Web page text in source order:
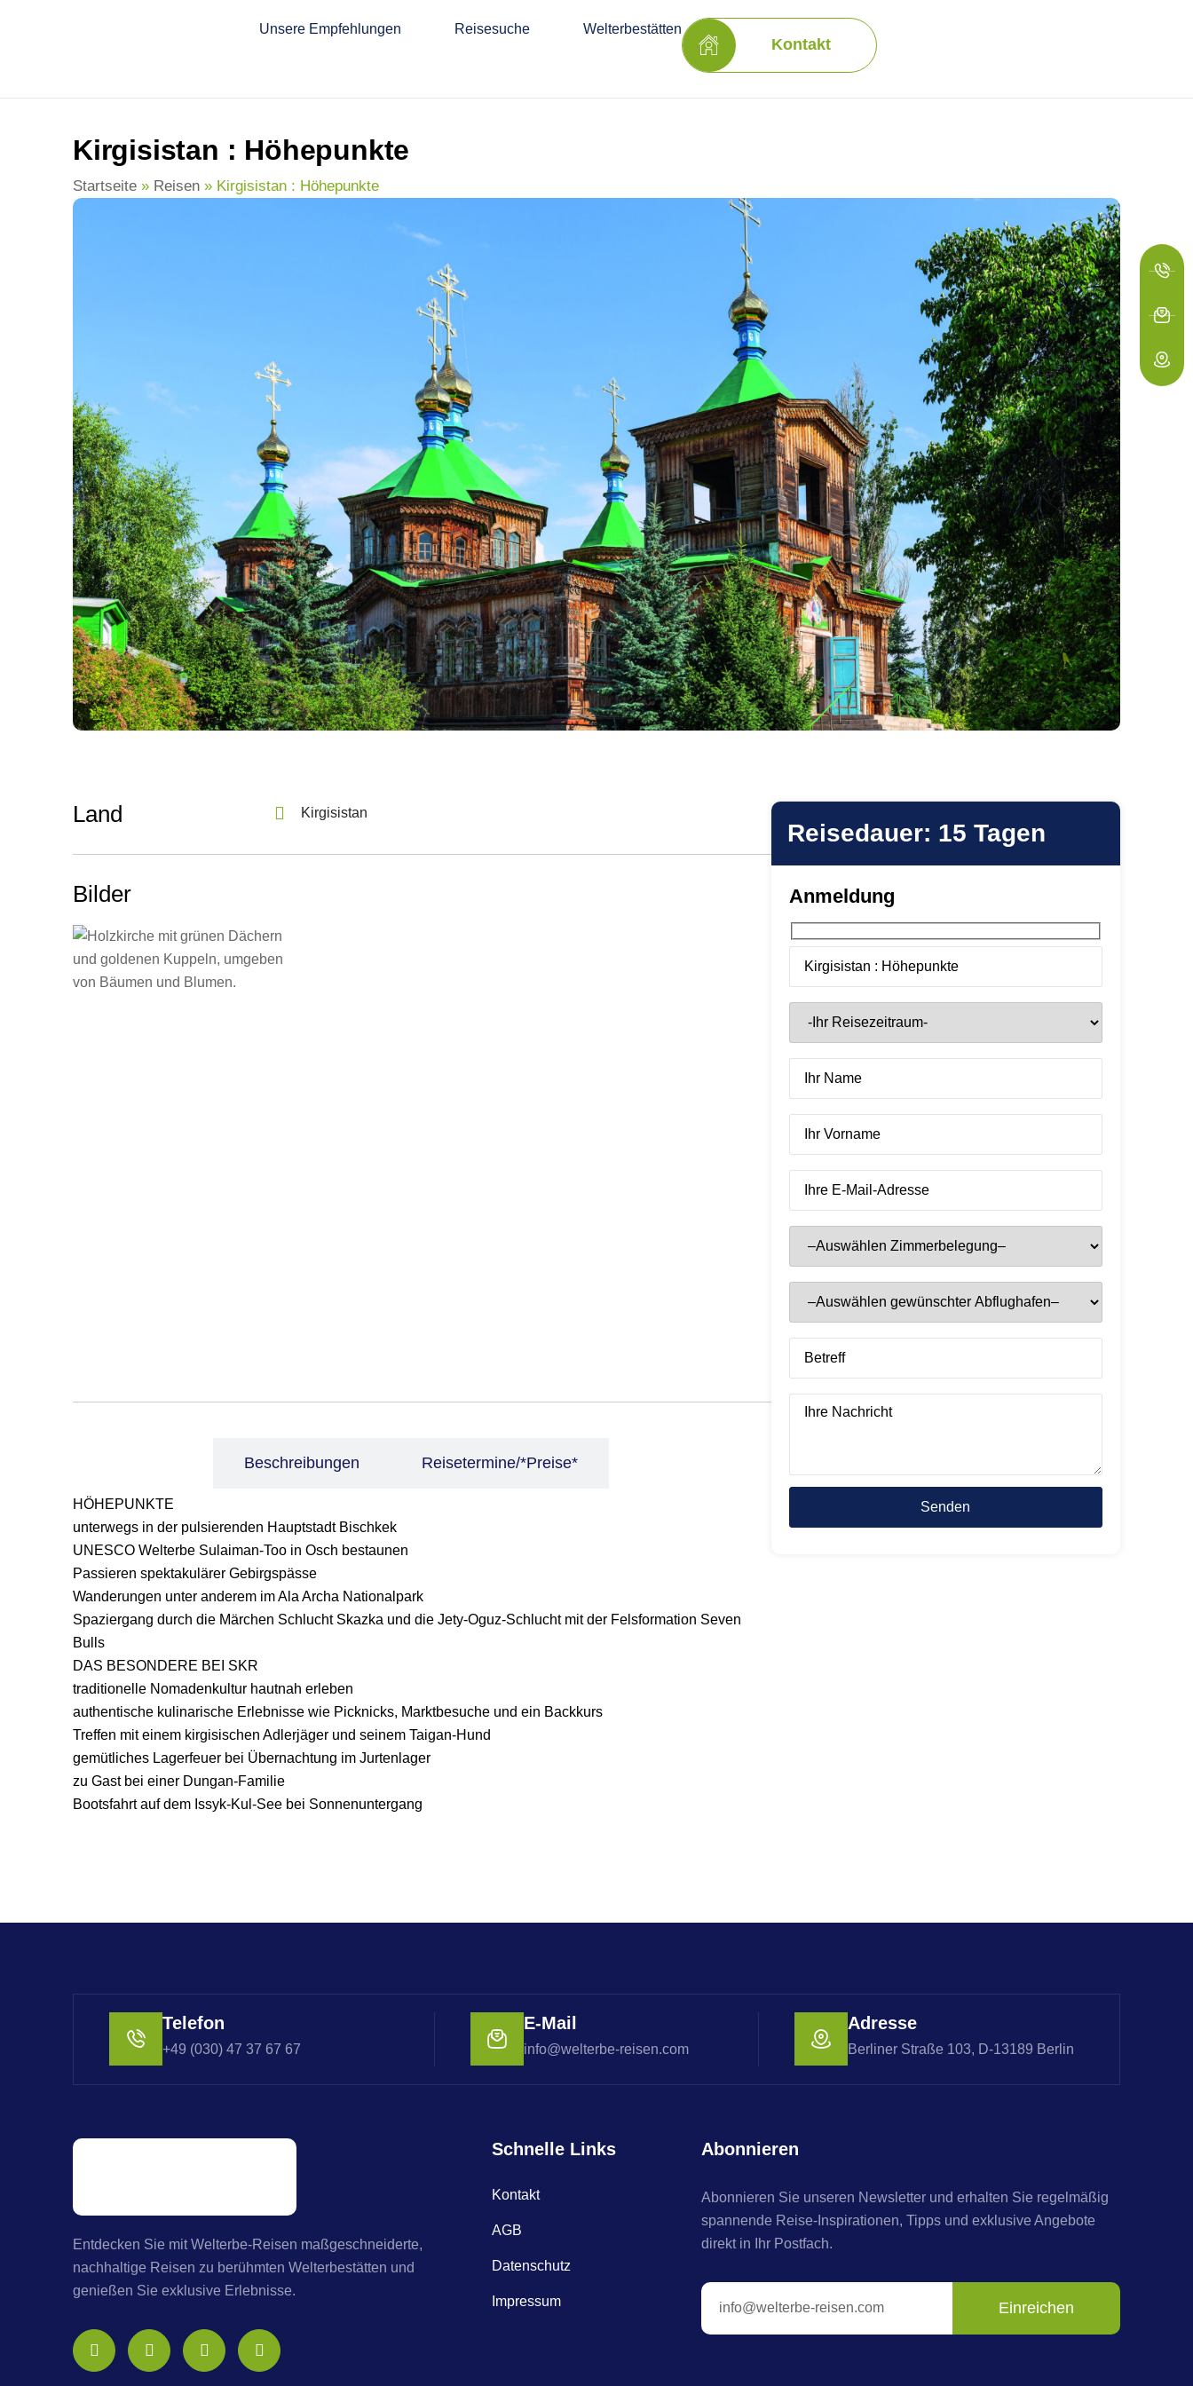
Unsere Empfehlungen Reisesuche Welterbestätten
Kontakt
Kirgisistan : Höhepunkte
Startseite » Reisen » Kirgisistan : Höhepunkte
Land Kirgisistan
Bilder
Beschreibungen Reisetermine/*Preise*
HÖHEPUNKTE
unterwegs in der pulsierenden Hauptstadt Bischkek
UNESCO Welterbe Sulaiman-Too in Osch bestaunen
Passieren spektakulärer Gebirgspässe
Wanderungen unter anderem im Ala Archa Nationalpark
Spaziergang durch die Märchen Schlucht Skazka und die Jety-Oguz-Schlucht mit der Felsformation Seven
Bulls
DAS BESONDERE BEI SKR
traditionelle Nomadenkultur hautnah erleben
authentische kulinarische Erlebnisse wie Picknicks, Marktbesuche und ein Backkurs
Treffen mit einem kirgisischen Adlerjäger und seinem Taigan-Hund
gemütliches Lagerfeuer bei Übernachtung im Jurtenlager
zu Gast bei einer Dungan-Familie
Bootsfahrt auf dem Issyk-Kul-See bei Sonnenuntergang
Reisedauer: 15 Tagen
Anmeldung
Telefon
+49 (030) 47 37 67 67
E-Mail
info@welterbe-reisen.com
Adresse
Berliner Straße 103, D-13189 Berlin
Entdecken Sie mit Welterbe-Reisen maßgeschneiderte,
nachhaltige Reisen zu berühmten Welterbestätten und
genießen Sie exklusive Erlebnisse.
Schnelle Links
Kontakt
AGB
Datenschutz
Impressum
Abonnieren
Abonnieren Sie unseren Newsletter und erhalten Sie regelmäßig
spannende Reise-Inspirationen, Tipps und exklusive Angebote
direkt in Ihr Postfach.
Einreichen